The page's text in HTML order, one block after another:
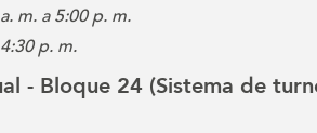
m. a 5:00 p. m.
p. m.
- Bloque 24 (Sistema de